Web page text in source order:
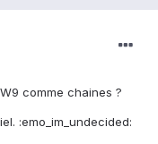
comme chaines ?
:emo_im_undecided: